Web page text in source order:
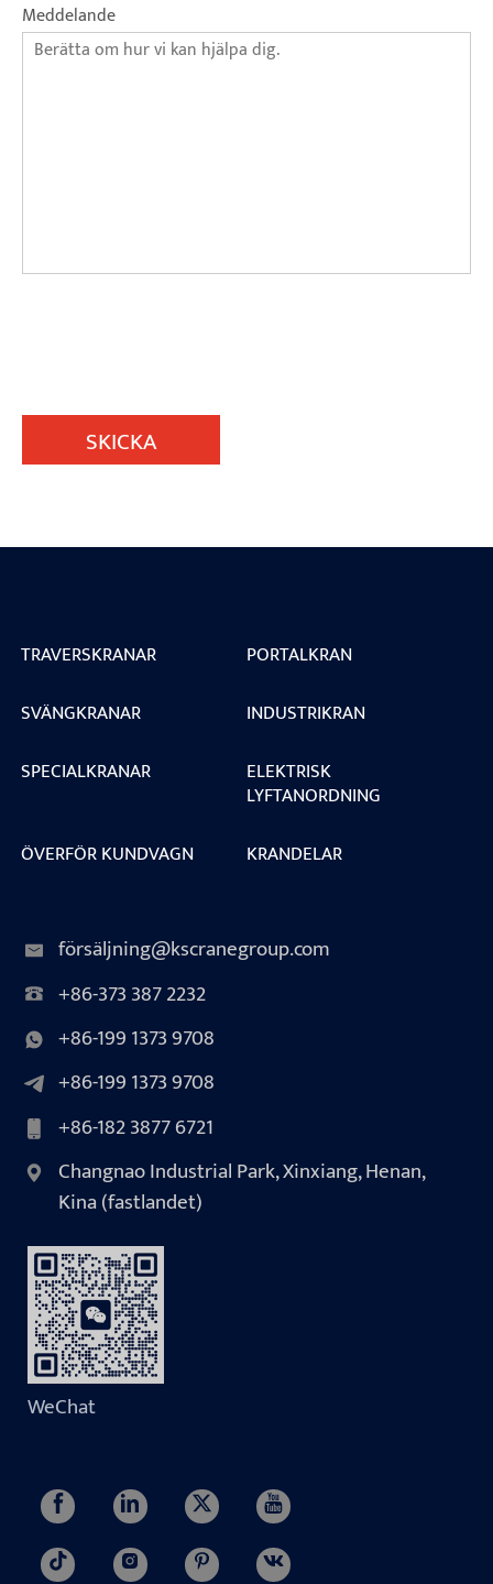
Meddelande
SKICKA
TRAVERSKRANAR
PORTALKRAN
SVÄNGKRANAR
INDUSTRIKRAN
SPECIALKRANAR
ELEKTRISK
LYFTANORDNING
ÖVERFÖR KUNDVAGN
KRANDELAR
försäljning@kscranegroup.com
+86-373 387 2232
+86-199 1373 9708
+86-199 1373 9708
+86-182 3877 6721
Changnao Industrial Park, Xinxiang, Henan,
Kina (fastlandet)
WeChat